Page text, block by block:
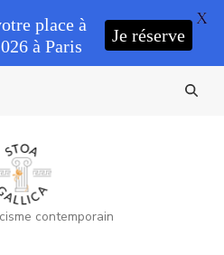
contemporain
place à
à Paris
Je réserve
X